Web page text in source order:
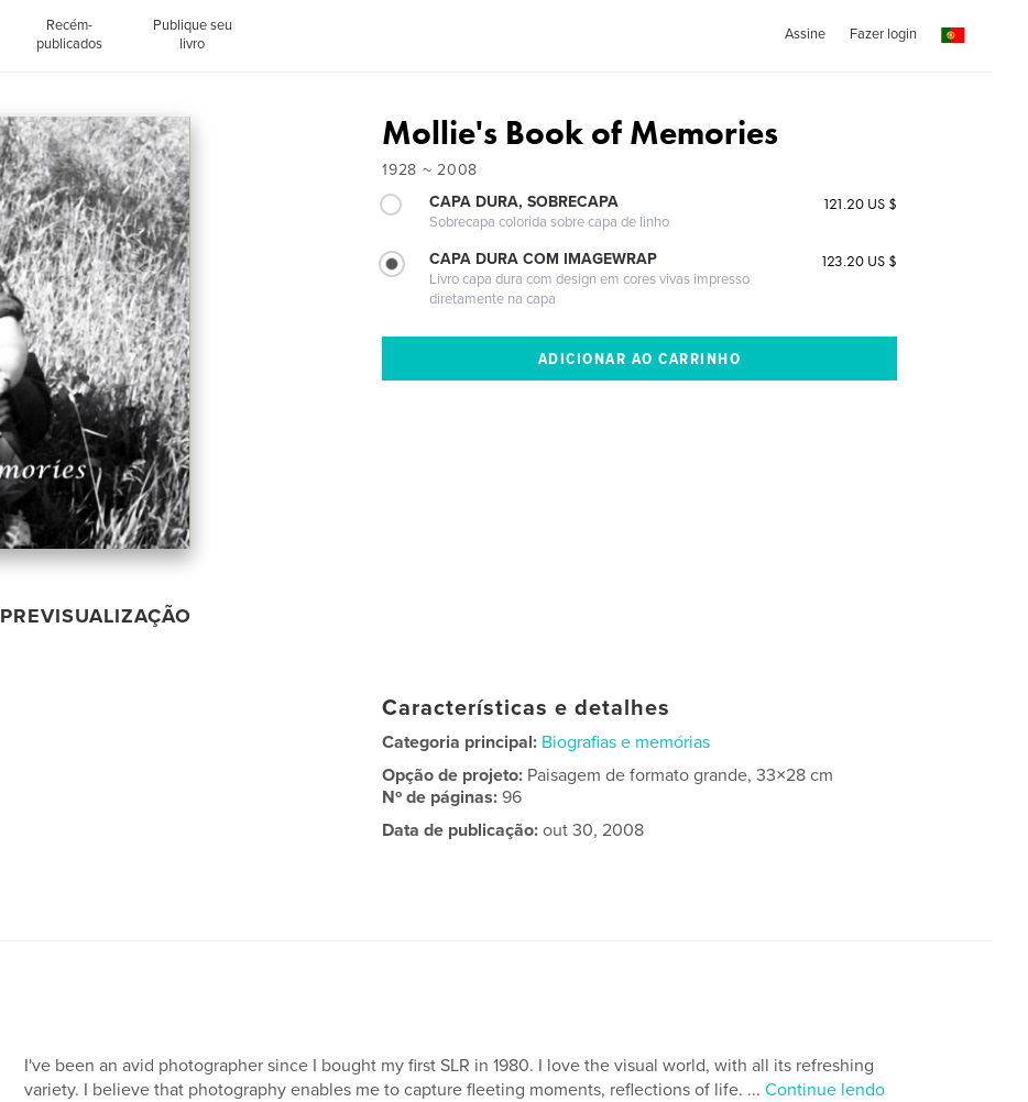
Recém-
publicados
Publique seu
livro
Assine Fazer login
PREVISUALIZAÇÃO
Mollie's Book of Memories
1928 ~ 2008
CAPA DURA, SOBRECAPA
Sobrecapa colorida sobre capa de linho
121.20 US $
CAPA DURA COM IMAGEWRAP
Livro capa dura com design em cores vivas impresso
diretamente na capa
123.20 US $
Características e detalhes
Categoria principal: Biografias e memórias
Opção de projeto: Paisagem de formato grande, 33×28 cm
Nº de páginas:96
Data de publicação: out 30, 2008
I've been an avid photographer since I bought my first SLR in 1980. I love the visual world, with all its refreshing
variety. I believe that photography enables me to capture fleeting moments, reflections of life. ... Continue lendo